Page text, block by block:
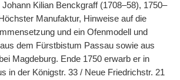
Johann Kilian Benckgraff (1708–58), 1750–
Manufaktur, Hinweise auf die
und ein Ofenmodell und
dem Fürstbistum Passau sowie aus
Magdeburg. Ende 1750 erwarb er in
in der Königstr. 33 / Neue Friedrichstr. 21